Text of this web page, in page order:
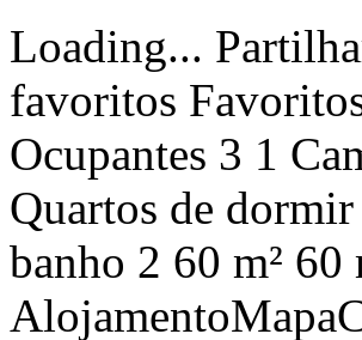
Loading... Partilhar Link copiado Ver fotos Adicionar aos favoritos Favoritos Link copiado Partilhar Avaliação 9.8 Ocupantes 3 1 Cama queen size1 Cama individual 2 1 Quartos de dormir 1 1 Casa de banho com chuveiro1 Casa de banho 2 60 m² 60 m² wifi wifi AlojamentoMapaCondiçõesComentáriosOfertas27 › Polinésia francesa › Îles du-Vent › Tahiti › Punaauia › TAHITI - VAIAVA Beach Cottage TAHITI - VAIAVA Beach Cottage Punaauia - Casa Contactar Telefone Telefone desde /noite126 € Datas Datas Adicionar datas Adultos 12345678910111213141516171819202122232425262728293031323334353637383940 1 Crianças Inserir datas € NãO REEMBOLSáVEL € BáSICO Crianças Nº crianças Seleccionar123456 OK Preçopor noites Reservar Contactar Telefone +689-40419782 desde 126 € /noiteDatas Preço Reservar Datas Disponibilidade e preços Alojamento Descrição TAHITI - VAIAVA Beach Cottage Bem-vindo ao TAHITI - VAIAVA Beach Cottage, uma encantadora casa de campo situada na magnífica praia de Vaiava, no Taiti. Ideal para uma estadia romântica ou a solo, esta casa de campo oferece um ambiente íntimo e encantador onde pode desfrutar de cada momento. Esta casa confortável e bem equipada dá-lhe as boas-vindas a um quarto decorado com bom gosto. Espaçoso e equipado com uma cama ortopédica queen-size, dispõe também de espaço de arrumação e de um primeiro terraço com espreguiçadeira para os seus momentos de descontração. A casa de banho inclui um lavatório com espelho, um chuveiro, uma sanita e uma lavandaria com máquina de lavar roupa, para um conforto ideal. A sala de estar, luminosa e espaçosa, está dividida em duas áreas distintas. A sala de estar tem um sofá confortável, televisão de ecrã panorâmico e ligação à Internet Wi-Fi, enquanto a área de jantar com mesa e cadeiras para refeições se abre para uma cozinha totalmente equipada. A partir da sala de estar, dirija-se ao terraço principal coberto. Este refúgio de paz permite-lhe desfrutar do jardim privado e da vista deslumbrante sobre a praia, a lagoa e a ilha de Moorea. É o local ideal para desfrutar das suas refeições à sombra ou saborear um aperitivo enquanto admira o pôr do sol. O acesso direto à praia a partir do jardim através de um portão acrescenta um toque de magia à sua estadia. Um caiaque e um remo estão disponíveis para explorar as águas cristalinas da lagoa e o curso de snorkelling no PK 18, onde uma multidão de peixes tropicais o espera. Um churrasco a carvão também está disponível para noites memoráveis de grelhados nos trópicos. TAHITI - VAIAVA Beach Cottage é mais do que um simples alojamento, é um convite para relaxar e descobrir a beleza natural do Tahiti. Reserve agora e desfrute de uma experiência inesquecível neste cantinho do paraíso. O essencial: - Acesso direto ao VAIAVA Beach PK 18 - Remo e caiaque - Curso de mergulho com snorkel - Quarto com ar condicionado - Cozinha totalmente equipada - Internet wifi - Estacionamento gratuito - Jardim privado - Churrasco Todas as reservas estão sujeitas à aceitação total das nossas condições gerais de venda, que podem ser consultadas no sítio Web REVA Dreams,